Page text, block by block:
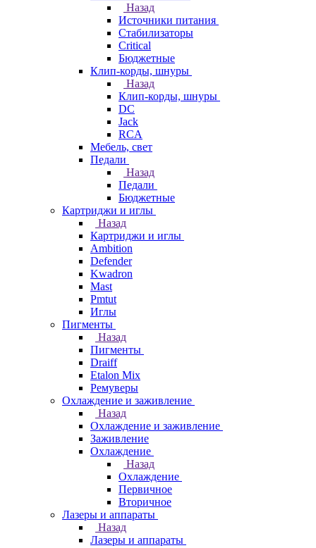
Назад
Источники питания
Стабилизаторы
Critical
Бюджетные
Клип-корды, шнуры
Назад
Клип-корды, шнуры
DC
Jack
RCA
Мебель, свет
Педали
Назад
Педали
Бюджетные
Картриджи и иглы
Назад
Картриджи и иглы
Ambition
Defender
Kwadron
Mast
Pmtut
Иглы
Пигменты
Назад
Пигменты
Draiff
Etalon Mix
Ремуверы
Охлаждение и заживление
Назад
Охлаждение и заживление
Заживление
Охлаждение
Назад
Охлаждение
Первичное
Вторичное
Лазеры и аппараты
Назад
Лазеры и аппараты